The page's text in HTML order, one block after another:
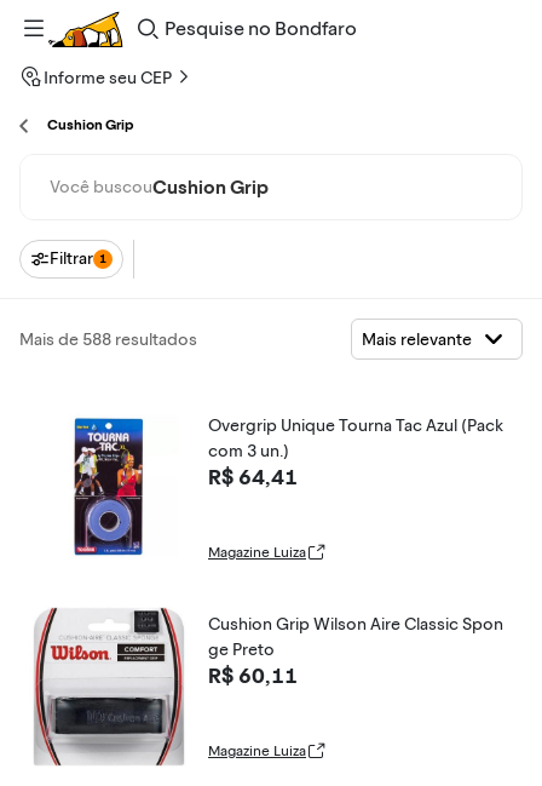
Pesquise
Bondfaro
Informe seu CEP
Cushion Grip
Você buscouCushion Grip
Filtrar 1
Mais de 588 resultados
Overgrip Unique Tourna Tac Azul (Pack
com 3 un.)
R$ 64,41
Magazine Luiza
Cushion Grip Wilson Aire Classic Spon
ge Preto
R$ 60,11
Magazine Luiza